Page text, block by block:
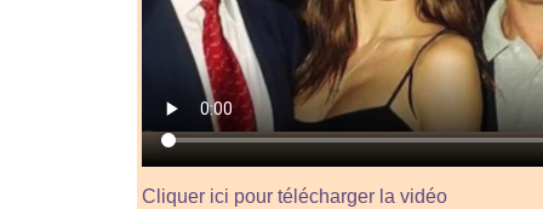
Cliquer ici pour télécharger la vidéo